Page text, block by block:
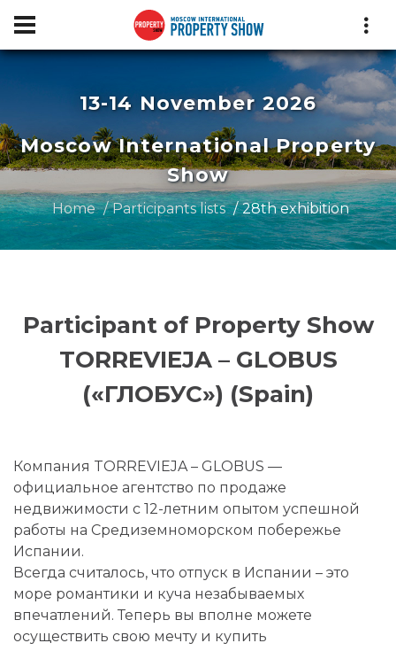
13-14 November 2026
Moscow International Property
Show
Home Participants lists 28th exhibition
Participant of Property Show
TORREVIEJA – GLOBUS
(«ГЛОБУС») (Spain)
Компания TORREVIEJA – GLOBUS —
официальное агентство по продаже
недвижимости с 12-летним опытом успешной
работы на Средиземноморском побережье
Испании.
Всегда считалось, что отпуск в Испании – это
море романтики и куча незабываемых
впечатлений. Теперь вы вполне можете
осуществить свою мечту и купить